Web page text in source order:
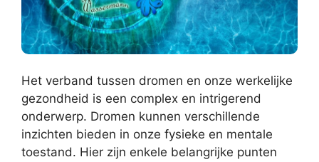
Het verband tussen dromen en onze werkelijke
gezondheid is een complex en intrigerend
onderwerp. Dromen kunnen verschillende
inzichten bieden in onze fysieke en mentale
toestand. Hier zijn enkele belangrijke punten